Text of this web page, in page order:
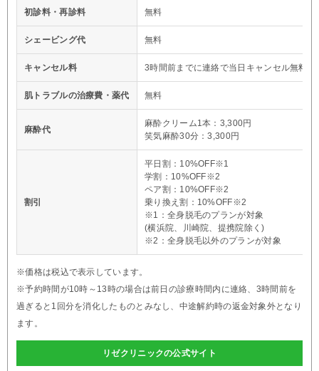
初診料・再診料 無料
シェービング代 無料
キャンセル料 3時間前までに連絡で当日キャンセル無料※
肌トラブルの治療費・薬代 無料
麻酔代
麻酔クリーム1本：3,300円
笑気麻酔30分：3,300円
割引
平日割：10%OFF※1
学割：10%OFF※2
ペア割：10%OFF※2
乗り換え割：10%OFF※2
※1：全身脱毛のプランが対象
(横浜院、川崎院、提携院除く)
※2：全身脱毛以外のプランが対象
※価格は税込で表示しています。
※予約時間が10時～13時の場合は前日の診療時間内に連絡、3時間前を
過ぎると1回分を消化したものとみなし、中途解約時の返金対象外となり
ます。
リゼクリニックの公式サイト